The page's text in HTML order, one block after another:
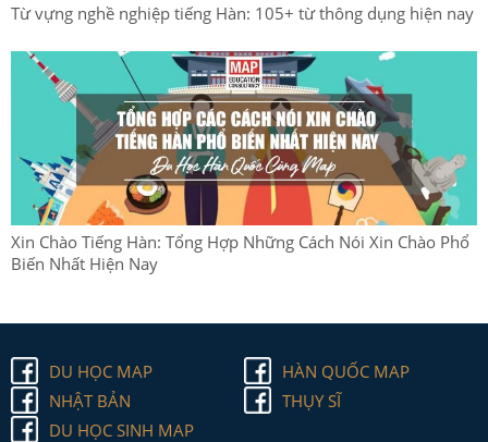
Từ vựng nghề nghiệp tiếng Hàn: 105+ từ thông dụng hiện nay
Xin Chào Tiếng Hàn: Tổng Hợp Những Cách Nói Xin Chào Phổ
Biến Nhất Hiện Nay
DU HỌC MAP
HÀN QUỐC MAP
NHẬT BẢN
THỤY SĨ
DU HỌC SINH MAP